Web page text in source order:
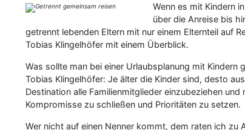
Wenn es mit Kindern
über die Anreise bis
getrennt lebenden Eltern mit nur einem Elternteil auf
Tobias Klingelhöfer mit einem Überblick.
Was sollte man bei einer Urlaubsplanung mit Kindern
Tobias Klingelhöfer: Je älter die Kinder sind, desto
Destination alle Familienmitglieder einzubeziehen
Kompromisse zu schließen und Prioritäten zu setzen.
Wer nicht auf einen Nenner kommt, dem raten ich zu